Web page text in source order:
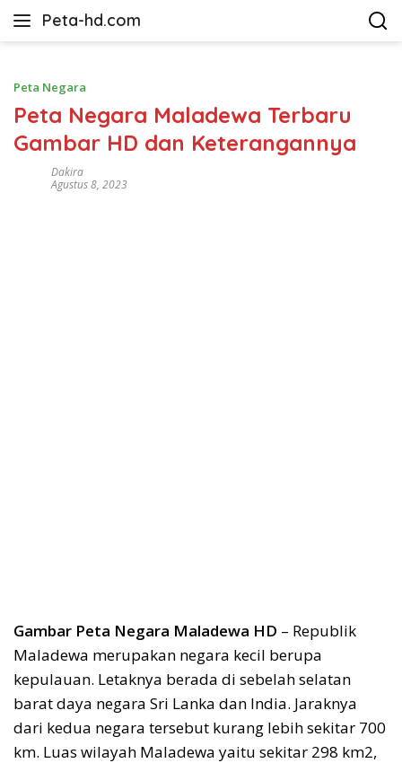
Peta-hd.com
Kumpulan
HD
Peta Negara
Peta Negara Maladewa Terbaru
Gambar HD dan Keterangannya
Dakira
Agustus 8, 2023
Gambar Peta Negara Maladewa HD – Republik
Maladewa merupakan negara kecil berupa
kepulauan. Letaknya berada di sebelah selatan
barat daya negara Sri Lanka dan India. Jaraknya
dari kedua negara tersebut kurang lebih sekitar 700
km. Luas wilayah Maladewa yaitu sekitar 298 km2,